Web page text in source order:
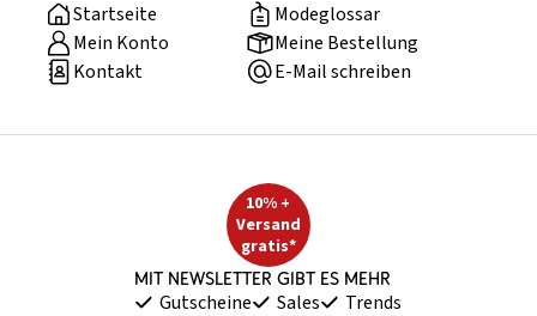
Startseite
Modeglossar
Mein Konto
Meine Bestellung
Kontakt
E-Mail schreiben
10% +
Versand
gratis*
Mit Newsletter gibt es mehr
Gutscheine Sales Trends